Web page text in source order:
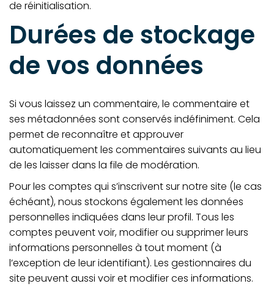
de réinitialisation.
Durées de stockage
de vos données
Si vous laissez un commentaire, le commentaire et
ses métadonnées sont conservés indéfiniment. Cela
permet de reconnaître et approuver
automatiquement les commentaires suivants au lieu
de les laisser dans la file de modération.
Pour les comptes qui s’inscrivent sur notre site (le cas
échéant), nous stockons également les données
personnelles indiquées dans leur profil. Tous les
comptes peuvent voir, modifier ou supprimer leurs
informations personnelles à tout moment (à
l’exception de leur identifiant). Les gestionnaires du
site peuvent aussi voir et modifier ces informations.